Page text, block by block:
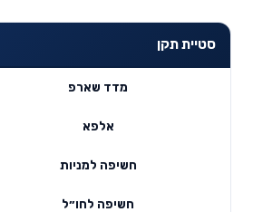
סטיית תקן
מדד שארפ
אלפא
חשיפה למניות
חשיפה לחו״ל